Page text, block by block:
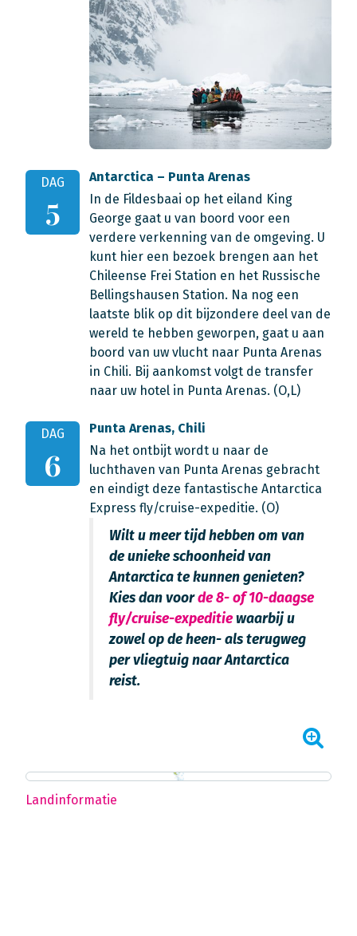
DAG
5
Antarctica – Punta Arenas
In de Fildesbaai op het eiland King
George gaat u van boord voor een
verdere verkenning van de omgeving. U
kunt hier een bezoek brengen aan het
Chileense Frei Station en het Russische
Bellingshausen Station. Na nog een
laatste blik op dit bijzondere deel van de
wereld te hebben geworpen, gaat u aan
boord van uw vlucht naar Punta Arenas
in Chili. Bij aankomst volgt de transfer
naar uw hotel in Punta Arenas. (O,L)
DAG
6
Punta Arenas, Chili
Na het ontbijt wordt u naar de
luchthaven van Punta Arenas gebracht
en eindigt deze fantastische Antarctica
Express fly/cruise-expeditie. (O)
Wilt u meer tijd hebben om van
de unieke schoonheid van
Antarctica te kunnen genieten?
Kies dan voorde 8- of 10-daagse
fly/cruise-expeditiewaarbij u
zowel op de heen- als terugweg
per vliegtuig naar Antarctica
reist.
Landinformatie